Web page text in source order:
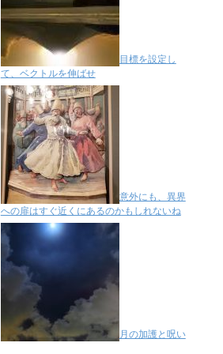
目標を設定し
て、ベクトルを伸ばせ
意外にも、異界
への扉はすぐ近くにあるのかもしれないね
月の加護と呪い